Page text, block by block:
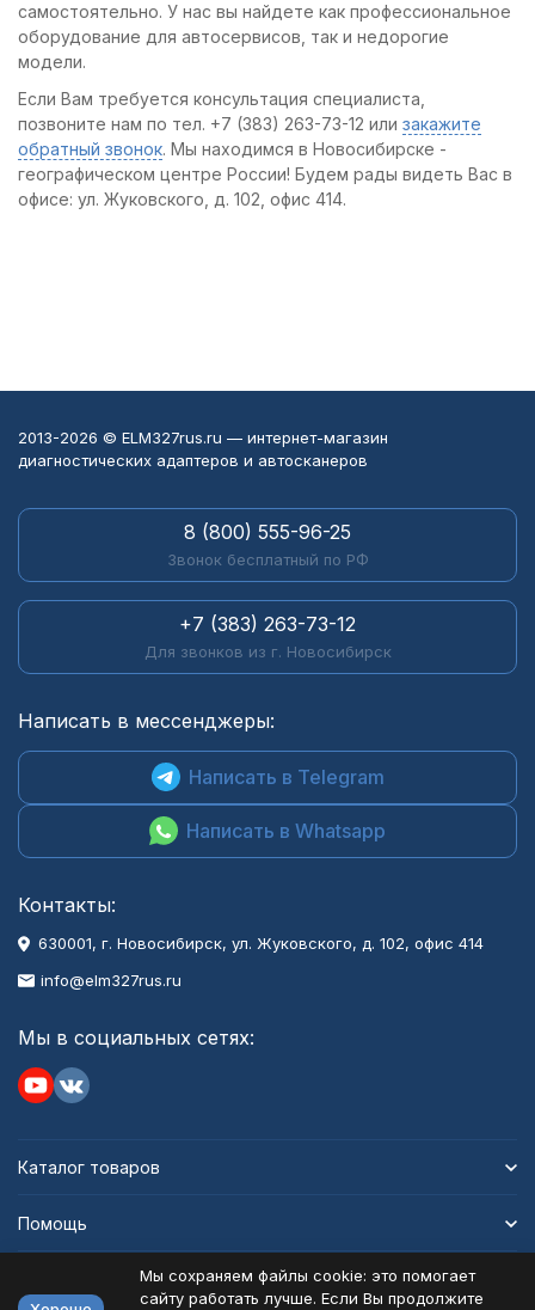
самостоятельно. У нас вы найдете как профессиональное
оборудование для автосервисов, так и недорогие
модели.
Если Вам требуется консультация специалиста,
позвоните нам по тел. +7 (383) 263-73-12 или закажите
обратный звонок. Мы находимся в Новосибирске -
географическом центре России! Будем рады видеть Вас в
офисе: ул. Жуковского, д. 102, офис 414.
2013-2026 © ELM327rus.ru — интернет-магазин
диагностических адаптеров и автосканеров
8 (800) 555-96-25
Звонок бесплатный по РФ
+7 (383) 263-73-12
Для звонков из г. Новосибирск
Написать в мессенджеры:
Написать в Telegram
Написать в Whatsapp
Контакты:
630001, г. Новосибирск, ул. Жуковского, д. 102, офис 414
info@elm327rus.ru
Мы в социальных сетях:
Каталог товаров
Помощь
Мы сохраняем файлы cookie: это помогает
сайту работать лучше. Если Вы продолжите